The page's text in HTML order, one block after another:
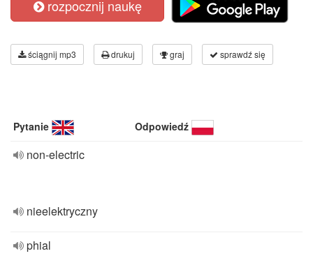
rozpocznij naukę
ściągnij mp3 drukuj graj sprawdź się
Pytanie Odpowiedź
non-electric
nieelektryczny
phial